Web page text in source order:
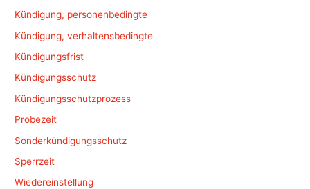
Kündigung, personenbedingte
Kündigung, verhaltensbedingte
Kündigungsfrist
Kündigungsschutz
Kündigungsschutzprozess
Probezeit
Sonderkündigungsschutz
Sperrzeit
Wiedereinstellung